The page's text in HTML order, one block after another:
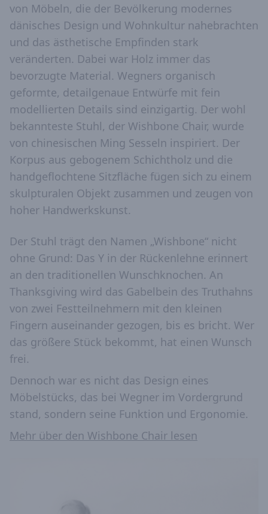
von Möbeln, die der Bevölkerung modernes
dänisches Design und Wohnkultur nahebrachten
und das ästhetische Empfinden stark
veränderten. Dabei war Holz immer das
bevorzugte Material. Wegners organisch
geformte, detailgenaue Entwürfe mit fein
modellierten Details sind einzigartig. Der wohl
bekannteste Stuhl, der Wishbone Chair, wurde
von chinesischen Ming Sesseln inspiriert. Der
Korpus aus gebogenem Schichtholz und die
handgeflochtene Sitzfläche fügen sich zu einem
skulpturalen Objekt zusammen und zeugen von
hoher Handwerkskunst.
Der Stuhl trägt den Namen „Wishbone“ nicht
ohne Grund: Das Y in der Rückenlehne erinnert
an den traditionellen Wunschknochen. An
Thanksgiving wird das Gabelbein des Truthahns
von zwei Festteilnehmern mit den kleinen
Fingern auseinander gezogen, bis es bricht. Wer
das größere Stück bekommt, hat einen Wunsch
frei.
Dennoch war es nicht das Design eines
Möbelstücks, das bei Wegner im Vordergrund
stand, sondern seine Funktion und Ergonomie.
Mehr über den Wishbone Chair lesen